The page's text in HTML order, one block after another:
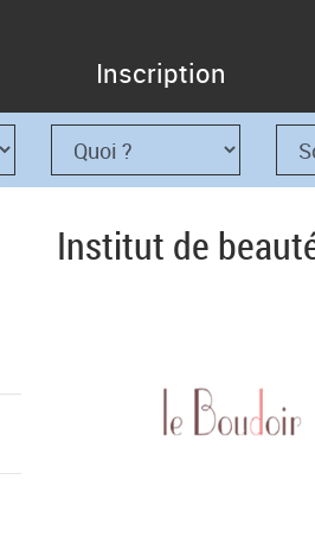
Inscription
Institut de